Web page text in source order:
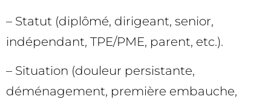
– Statut (diplômé, dirigeant, senior,
indépendant, TPE/PME, parent, etc.).
– Situation (douleur persistante,
déménagement, première embauche,